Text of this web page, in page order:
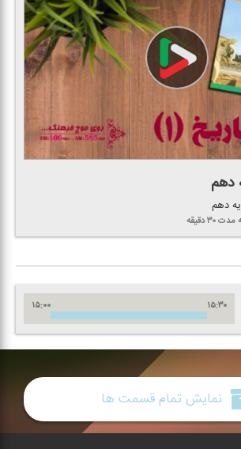
دهم
دهم
۳۰ دقیقه
۱۵:۰۰ ۱۵:۳۰
نمایش تمام قسمت ها